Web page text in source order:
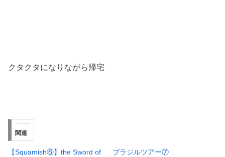
クタクタになりながら帰宅
関連
【Squamish⑥】the Sword of
ブラジルツアー⑦